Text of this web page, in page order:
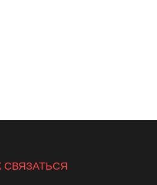
СВЯЗАТЬСЯ